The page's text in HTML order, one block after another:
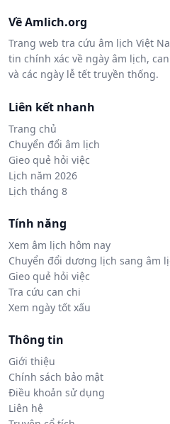
Về Amlich.org
Trang web tra cứu âm lịch Việt
tin chính xác về ngày âm lịch,
và các ngày lễ tết truyền thống.
Liên kết nhanh
Trang chủ
Chuyển đổi âm lịch
Gieo quẻ hỏi việc
Lịch năm 2026
Lịch tháng 8
Tính năng
Xem âm lịch hôm nay
Chuyển đổi dương lịch sang âm
Gieo quẻ hỏi việc
Tra cứu can chi
Xem ngày tốt xấu
Thông tin
Giới thiệu
Chính sách bảo mật
Điều khoản sử dụng
Liên hệ